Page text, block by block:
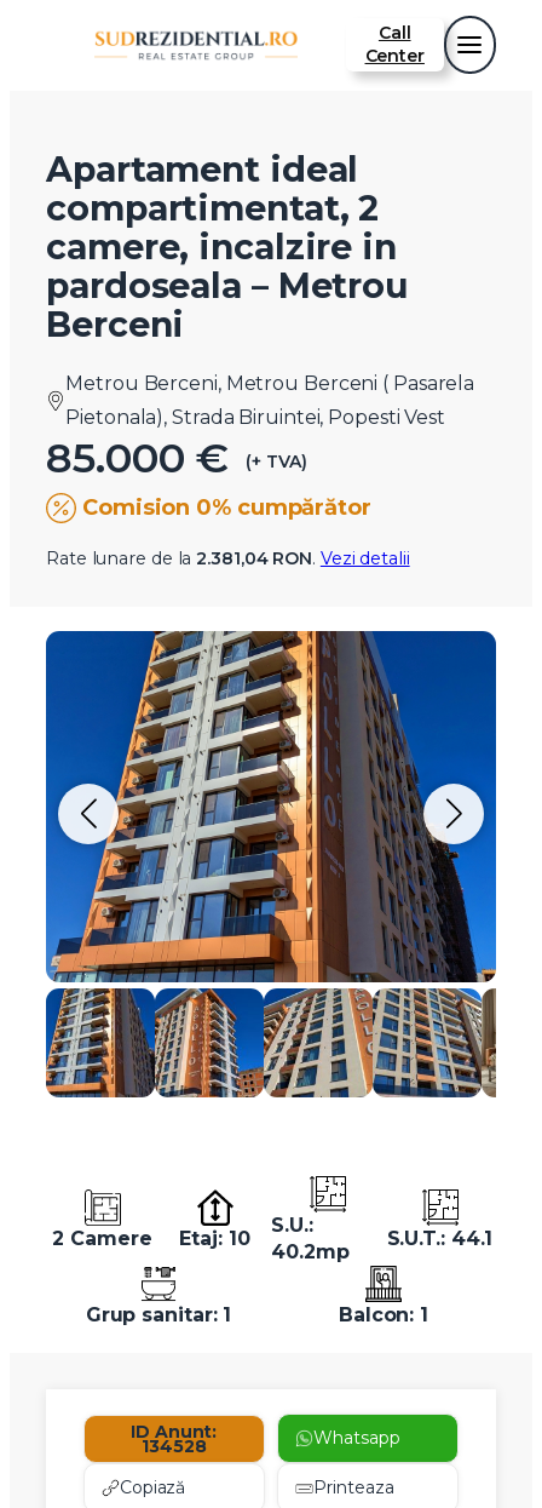
Call
Center
Apartament ideal
compartimentat, 2
camere, incalzire in
pardoseala – Metrou
Berceni
Metrou Berceni, Metrou Berceni ( Pasarela
Pietonala), Strada Biruintei, Popesti Vest
85.000 € (+ TVA)
Comision 0% cumpărător
Rate lunare de la2.381,04 RON. Vezi detalii
2 Camere Etaj: 10
S.U.:
40.2mp
S.U.T.: 44.1
Grup sanitar: 1 Balcon: 1
ID Anunt:
134528 Whatsapp
Copiază Printeaza